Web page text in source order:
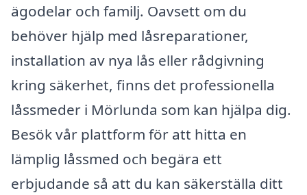
ägodelar och familj. Oavsett om du
behöver hjälp med låsreparationer,
installation av nya lås eller rådgivning
kring säkerhet, finns det professionella
låssmeder i Mörlunda som kan hjälpa dig.
Besök vår plattform för att hitta en
lämplig låssmed och begära ett
erbjudande så att du kan säkerställa ditt